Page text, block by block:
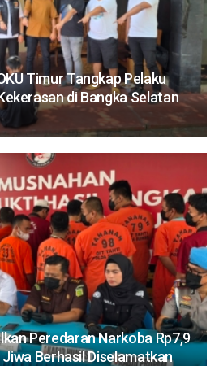
Timur Tangkap Pelaku
di Bangka Selatan
Peredaran Narkoba Rp7,9
Jiwa Berhasil Diselamatkan